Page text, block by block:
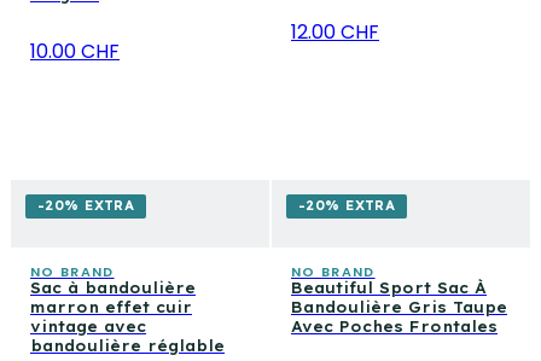
10.00 CHF
12.00 CHF
-20% EXTRA
NO BRAND
Sac à bandoulière
marron effet cuir
vintage avec
bandoulière réglable
-20% EXTRA
NO BRAND
Beautiful Sport Sac À
Bandoulière Gris Taupe
Avec Poches Frontales